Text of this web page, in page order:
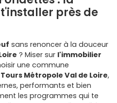
près de
sans renoncer à la douceur
? Miser sur l'immobilier
une commune
Tours Métropole Val de Loire,
performants et bien
les programmes qui te